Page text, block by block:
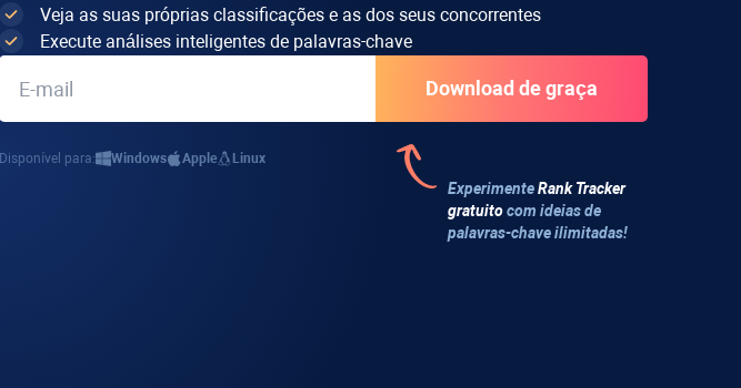
Veja as suas próprias classificações e as dos seus concorrentes
Execute análises inteligentes de palavras-chave
Disponível para: Windows Apple Linux
ExperimenteRank Tracker
gratuitocom ideias de
palavras-chave ilimitadas!